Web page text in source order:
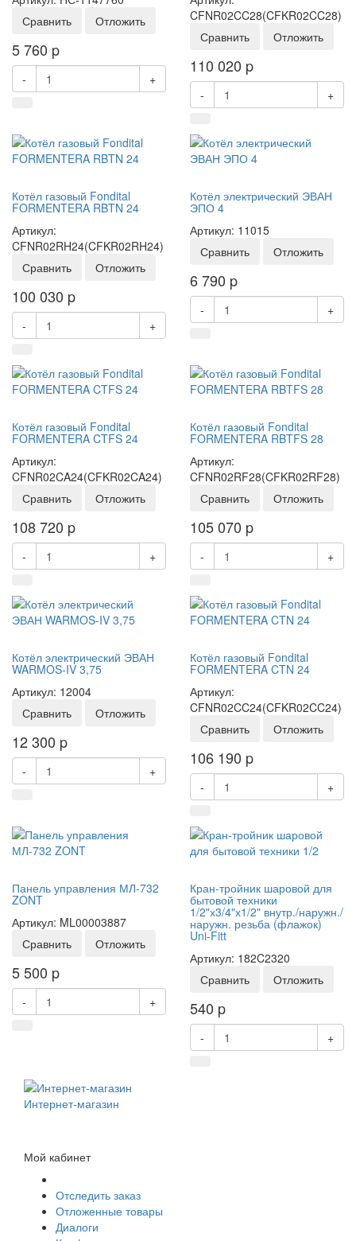
Сравнить
Отложить
5 760 p
- +
CFNR02CC28(CFKR02CC28)
Сравнить
Отложить
110 020 p
- +
Котёл газовый Fondital
FORMENTERA RBTN 24
Артикул:
CFNR02RH24(CFKR02RH24)
Сравнить
Отложить
100 030 p
- +
Котёл электрический ЭВАН
ЭПО 4
Артикул: 11015
Сравнить
Отложить
6 790 p
- +
Котёл газовый Fondital
FORMENTERA CTFS 24
Артикул:
CFNR02CA24(CFKR02CA24)
Сравнить
Отложить
108 720 p
- +
Котёл газовый Fondital
FORMENTERA RBTFS 28
Артикул:
CFNR02RF28(CFKR02RF28)
Сравнить
Отложить
105 070 p
- +
Котёл электрический ЭВАН
WARMOS-IV 3,75
Артикул: 12004
Сравнить
Отложить
12 300 p
- +
Котёл газовый Fondital
FORMENTERA CTN 24
Артикул:
CFNR02CC24(CFKR02CC24)
Сравнить
Отложить
106 190 p
- +
Панель управления МЛ-732
ZONT
Артикул: ML00003887
Сравнить
Отложить
5 500 p
- +
Кран-тройник шаровой для
бытовой техники
1/2"х3/4"х1/2" внутр./наружн./
наружн. резьба (флажок)
Uni-Fitt
Артикул: 182C2320
Сравнить
Отложить
540 p
- +
Интернет-магазин
Мой кабинет
Отследить заказ
Отложенные товары
Диалоги